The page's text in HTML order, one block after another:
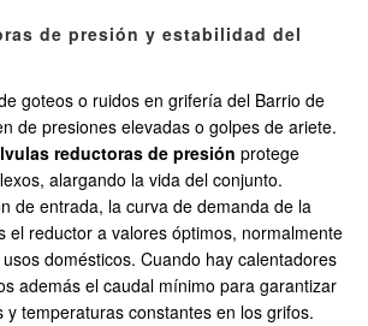
de presión y estabilidad del
goteos o ruidos en grifería del Barrio de
de presiones elevadas o golpes de ariete.
reductoras de presión protege
alargando la vida del conjunto.
de entrada, la curva de demanda de la
el reductor a valores óptimos, normalmente
domésticos. Cuando hay calentadores
además el caudal mínimo para garantizar
y temperaturas constantes en los grifos.